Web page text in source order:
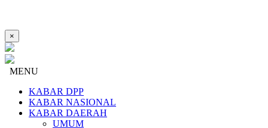
×
MENU
KABAR DPP
KABAR NASIONAL
KABAR DAERAH
UMUM